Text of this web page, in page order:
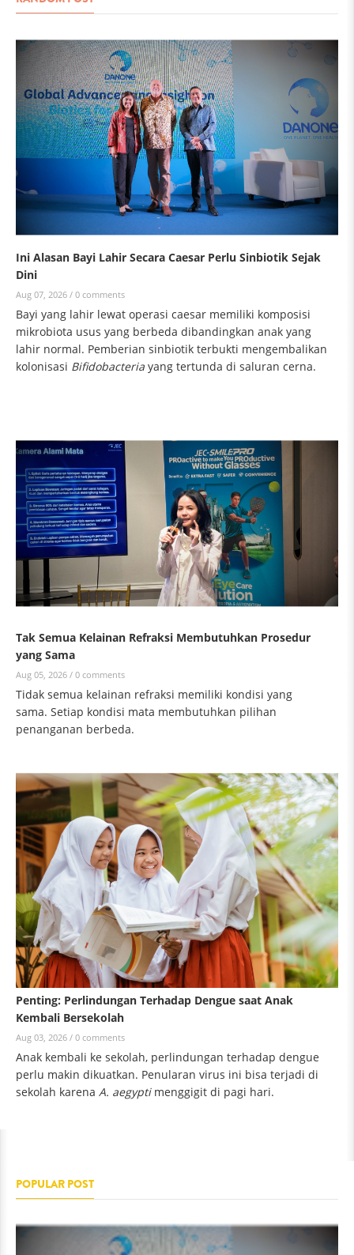
Ini Alasan Bayi Lahir Secara Caesar Perlu Sinbiotik Sejak
Dini
Aug 07, 2026 / 0 comments
Bayi yang lahir lewat operasi caesar memiliki komposisi
mikrobiota usus yang berbeda dibandingkan anak yang
lahir normal. Pemberian sinbiotik terbukti mengembalikan
kolonisasi Bifidobacteria yang tertunda di saluran cerna.
Tak Semua Kelainan Refraksi Membutuhkan Prosedur
yang Sama
Aug 05, 2026 / 0 comments
Tidak semua kelainan refraksi memiliki kondisi yang
sama. Setiap kondisi mata membutuhkan pilihan
penanganan berbeda.
Penting: Perlindungan Terhadap Dengue saat Anak
Kembali Bersekolah
Aug 03, 2026 / 0 comments
Anak kembali ke sekolah, perlindungan terhadap dengue
perlu makin dikuatkan. Penularan virus ini bisa terjadi di
sekolah karena A. aegyptimenggigit di pagi hari.
POPULAR POST